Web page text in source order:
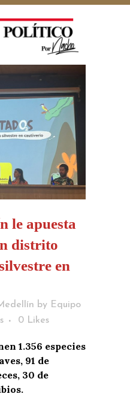
le apuesta
distrito
en
by Equipo
0 Likes
1.356 especies
91 de
30 de